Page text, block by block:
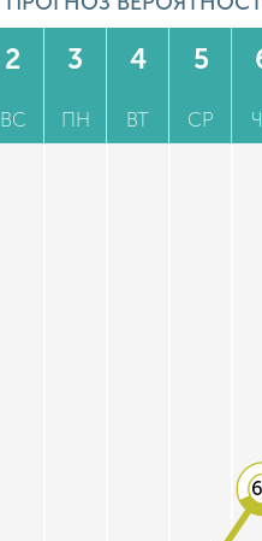
2
ВС
3
ПН
4
ВТ
5
СР